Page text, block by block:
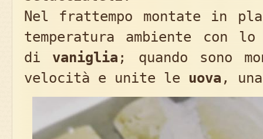
Nel frattempo montate in
temperatura ambiente con
di vaniglia ; quando sono
velocità e unite le uova ,